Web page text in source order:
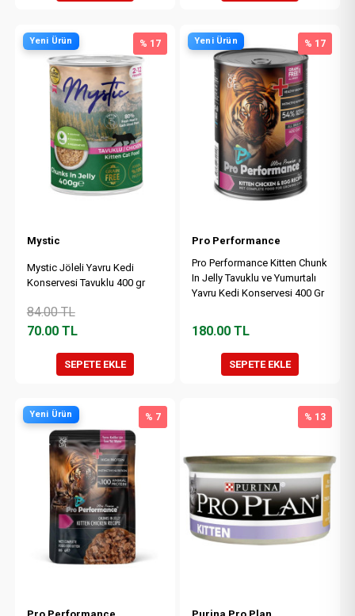
Yeni Ürün
Mystic
Mystic Jöleli Yavru Kedi
Konservesi Tavuklu 400 gr
84.00TL
70.00TL
% 17
SEPETE EKLE
Yeni Ürün
Pro Performance
Pro Performance Kitten Chunk
In Jelly Tavuklu ve Yumurtalı
Yavru Kedi Konservesi 400 Gr
180.00 TL
% 17
SEPETE EKLE
Yeni Ürün % 7 % 13